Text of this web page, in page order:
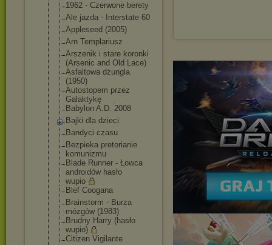
1962 - Czerwone berety
Ale jazda - Interstate 60
Appleseed (2005)
Arn Templariusz
Arszenik i stare koronki
(Arsenic and Old Lace)
Asfaltowa dżungla
(1950)
Autostopem przez
Galaktykę
Babylon A.D. 2008
Bajki dla dzieci
Bandyci czasu
Bezpieka pretorianie
komunizmu
Blade Runner - Łowca
androidów hasło
wupio
Blef Coogana
Brainstorm - Burza
mózgów (1983)
Brudny Harry (hasło
wupio)
Citizen Vigilante